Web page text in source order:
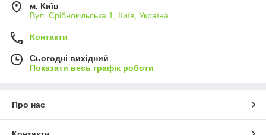
м. Київ
Вул. Срібнокільська 1, Київ, Україна
Контакти
Сьогодні вихідний
Показати весь графік роботи
Про нас